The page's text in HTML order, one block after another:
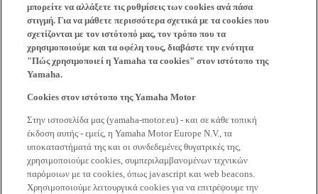
μπορείτε να αλλάξετε τις ρυθμίσεις των cookies ανά πάσα
στιγμή. Για να μάθετε περισσότερα σχετικά με τα cookies που
σχετίζονται με τον ιστότοπό μας, τον τρόπο που τα
χρησιμοποιούμε και τα οφέλη τους, διαβάστε την ενότητα
"Πώς χρησιμοποιεί η Yamaha τα cookies" στον ιστότοπο της
Yamaha.
Cookies στον ιστότοπο της Yamaha Motor
Στην ιστοσελίδα μας (yamaha-motor.eu) - και σε κάθε τοπική
έκδοση αυτής - εμείς, η Yamaha Motor Europe N.V., τα
υποκαταστήματά της και οι συνδεδεμένες θυγατρικές της,
χρησιμοποιούμε cookies, συμπεριλαμβανομένων τεχνικών
παρόμοιων με τα cookies, όπως javascript και web beacons.
Χρησιμοποιούμε λειτουργικά cookies για να επιτρέψουμε την